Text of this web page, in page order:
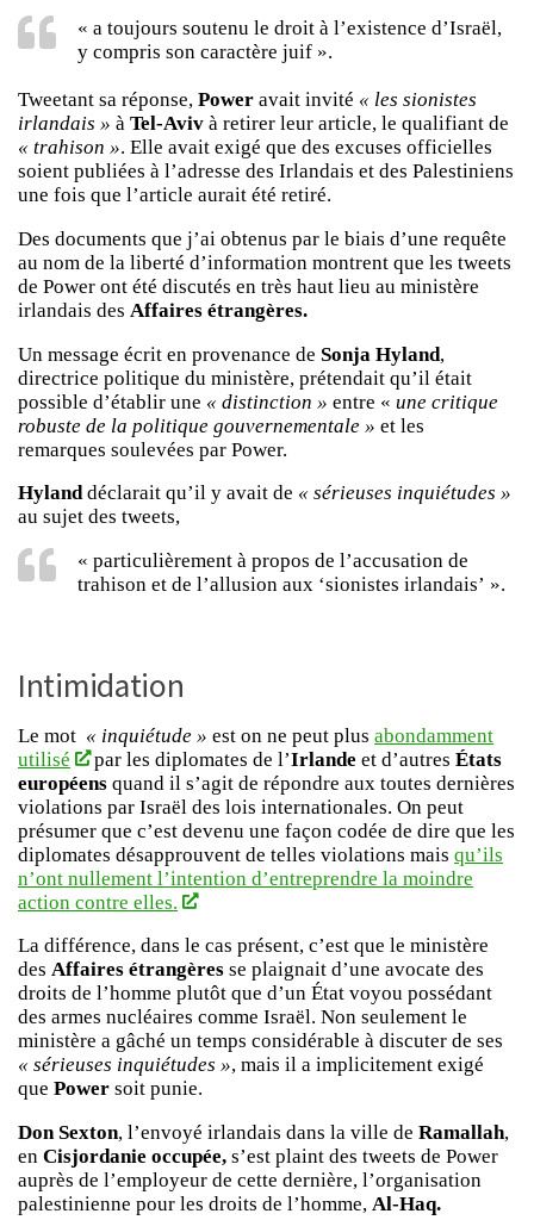
« a toujours soutenu le droit à l’existence d’Israël,
y compris son caractère juif ».
Tweetant sa réponse, Power avait invité « les sionistes
irlandais » à Tel-Aviv à retirer leur article, le qualifiant de
« trahison ». Elle avait exigé que des excuses officielles
soient publiées à l’adresse des Irlandais et des Palestiniens
une fois que l’article aurait été retiré.
Des documents que j’ai obtenus par le biais d’une requête
au nom de la liberté d’information montrent que les tweets
de Power ont été discutés en très haut lieu au ministère
irlandais des Affaires étrangères.
Un message écrit en provenance de Sonja Hyland,
directrice politique du ministère, prétendait qu’il était
possible d’établir une « distinction » entre « une critique
robuste de la politique gouvernementale » et les
remarques soulevées par Power.
Hylanddéclarait qu’il y avait de « sérieuses inquiétudes »
au sujet des tweets,
« particulièrement à propos de l’accusation de
trahison et de l’allusion aux ‘sionistes irlandais’ ».
Intimidation
Le mot « inquiétude » est on ne peut plus abondamment
utilisé
par les diplomates de l’Irlande et d’autres États
européens quand il s’agit de répondre aux toutes dernières
violations par Israël des lois internationales. On peut
présumer que c’est devenu une façon codée de dire que les
diplomates désapprouvent de telles violations mais qu’ils
n’ont nullement l’intention d’entreprendre la moindre
action contre elles.
La différence, dans le cas présent, c’est que le ministère
des Affaires étrangères se plaignait d’une avocate des
droits de l’homme plutôt que d’un État voyou possédant
des armes nucléaires comme Israël. Non seulement le
ministère a gâché un temps considérable à discuter de ses
« sérieuses inquiétudes », mais il a implicitement exigé
que Power soit punie.
Don Sexton, l’envoyé irlandais dans la ville de Ramallah,
en Cisjordanie occupée, s’est plaint des tweets de Power
auprès de l’employeur de cette dernière, l’organisation
palestinienne pour les droits de l’homme, Al-Haq.